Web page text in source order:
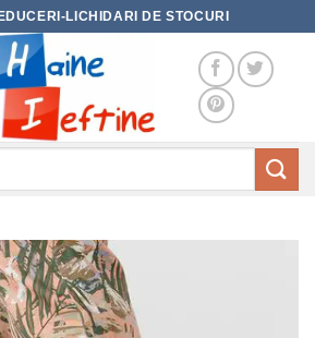
LICHIDARI DE STOCURI